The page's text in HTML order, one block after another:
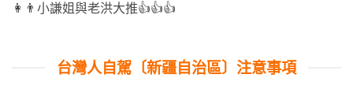
👩👨小謙姐與老洪大推👍👍👍
台灣人自駕〔新疆自治區〕注意事項